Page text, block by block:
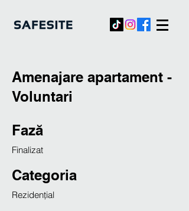
Amenajare apartament -
Voluntari
Fază
Finalizat
Categoria
Rezidențial